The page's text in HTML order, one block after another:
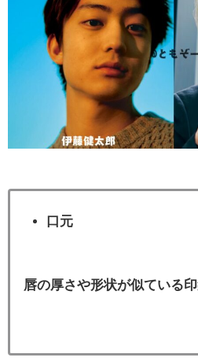
口元
唇の厚さや形状が似ている印